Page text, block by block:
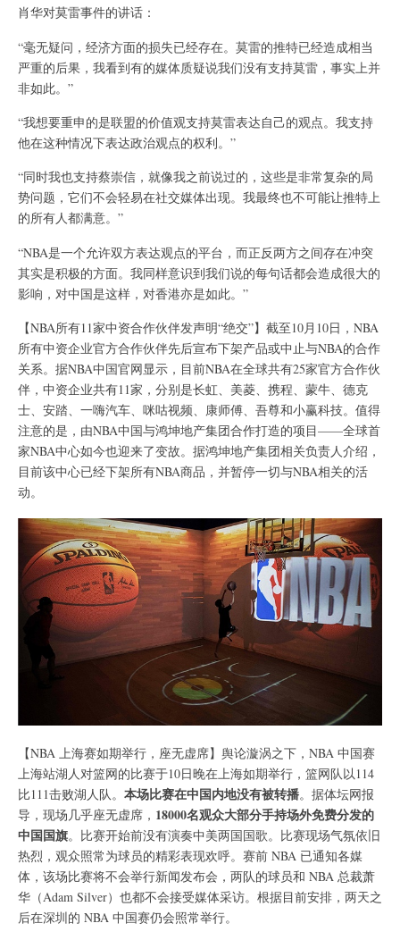
肖华对莫雷事件的讲话：
“毫无疑问，经济方面的损失已经存在。莫雷的推特已经造成相当
严重的后果，我看到有的媒体质疑说我们没有支持莫雷，事实上并
非如此。”
“我想要重申的是联盟的价值观支持莫雷表达自己的观点。我支持
他在这种情况下表达政治观点的权利。”
“同时我也支持蔡崇信，就像我之前说过的，这些是非常复杂的局
势问题，它们不会轻易在社交媒体出现。我最终也不可能让推特上
的所有人都满意。”
“NBA是一个允许双方表达观点的平台，而正反两方之间存在冲突
其实是积极的方面。我同样意识到我们说的每句话都会造成很大的
影响，对中国是这样，对香港亦是如此。”
【NBA所有11家中资合作伙伴发声明“绝交”】截至10月10日，NBA
所有中资企业官方合作伙伴先后宣布下架产品或中止与NBA的合作
关系。据NBA中国官网显示，目前NBA在全球共有25家官方合作伙
伴，中资企业共有11家，分别是长虹、美菱、携程、蒙牛、德克
士、安踏、一嗨汽车、咪咕视频、康师傅、吾尊和小赢科技。值得
注意的是，由NBA中国与鸿坤地产集团合作打造的项目——全球首
家NBA中心如今也迎来了变故。据鸿坤地产集团相关负责人介绍，
目前该中心已经下架所有NBA商品，并暂停一切与NBA相关的活
动。
【NBA 上海赛如期举行，座无虚席】舆论漩涡之下，NBA 中国赛
上海站湖人对篮网的比赛于10日晚在上海如期举行，篮网队以114
比111击败湖人队。 本场比赛在中国内地没有被转播。据体坛网报
导，现场几乎座无虚席， 18000名观众大部分手持场外免费分发的
中国国旗。比赛开始前没有演奏中美两国国歌。比赛现场气氛依旧
热烈，观众照常为球员的精彩表现欢呼。赛前 NBA 已通知各媒
体，该场比赛将不会举行新闻发布会，两队的球员和 NBA 总裁萧
华（Adam Silver）也都不会接受媒体采访。根据目前安排，两天之
后在深圳的 NBA 中国赛仍会照常举行。